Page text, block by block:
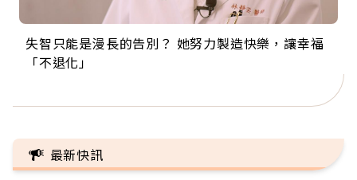
失智只能是漫長的告別？ 她努力製造快樂，讓幸福
「不退化」
來自剛果的巧克力神父 為台灣奉獻36年 「台灣是我
的家，我連作夢都講台語！」
63歲卸矽谷副總、搬回台灣找快樂！「蛋黃哥小
丑」走進安養院，逗樂上萬爺奶：退休後才開始真
104歲打破金氏世界紀錄 成為全球最年長羽球選
手，分享長壽的秘密原來是「這個」
事業巔峰他選擇追夢…黑手阿伯拉小提琴還登上小
巨蛋！連CNN都大讚！
最新快訊